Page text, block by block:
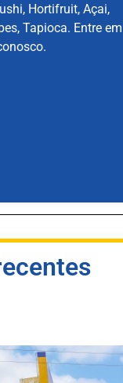
Hortifruit, Açai,
Tapioca. Entre em